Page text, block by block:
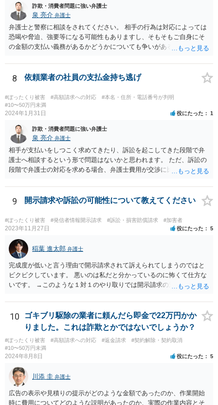
詐欺・消費者問題に強い弁護士
泉 亮介 弁護士
弁護士と警察に相談をされてください。 相手の行為は対応によっては
恐喝や脅迫、強要等になる可能性もありますし、そもそもご自身にそ
の金額の支払い義務があるかどうかについても争いがあるでしょう。
8 依頼業者の社員の支払金持ち逃げ
#ぼったくり被害 #高額請求への対応
#本名・住所・電話番号が判明
#10〜50万円未満
2024年1月31日 役にたった 1
詐欺・消費者問題に強い弁護士
泉 亮介 弁護士
相手が支払いをしつこく求めてきたり、訴訟を起こしてきた段階で弁
護士へ相談するという形で問題はないかと思われます。 ただ、訴訟の
段階で弁護士の対応を求める場合、弁護士費用が交渉に比べて高くな
のかを考えておく必要があるでしょう。
9 開示請求や訴訟の可能性について教えてください
#ぼったくり被害 #発信者情報開示請求 #訴訟・損害賠償請求 #加害者
2023年11月27日 役にたった 5
稲葉 進太郎 弁護士
完成度が低いと言う理由で開示請求されて訴えられてしまうのではと
ビクビクしています。 悪いのは私だと分かっているのに怖くて仕方な
いです。 →このような１対１のやり取りでは開示請求の対象になりま
から、その点についてもご安心ください。 また、相手方に生じたの
が、どんなに高く見積もっても５万円ですから、それを考えると訴え
てもコスト的にどうかという問題があり、相手方が相談者様を訴える
可能性も低いように思います。
10
ゴキブリ駆除の業者に頼んだら即金で22万円かか
りました。これは詐欺とかではないでしょうか？
#ぼったくり被害 #高額請求への対応 #返金請求
#契約解除・契約取消
#10〜50万円未満
2024年8月8日 役にたった 5
川添 圭 弁護士
広告の表示や見積りの提示がどのような金額であったのか、作業開始
時に費用についてどのような説明があったのか、実際の作業内容とそ